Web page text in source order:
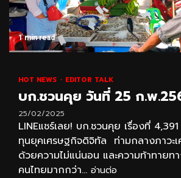
1 min read
HOT NEWS EDITOR TALK
บก.ชวนคุย วันที่ 25 ก.พ
25/02/2025
LINEแชร์เลย! บก.ชวนคุย เรื่องที่
ทุนยุคเศรษฐกิจดิจิทัล ท่ามกลางภาวะเ
ด้วยความไม่แน่นอน และความท้าทายท
คนไทยมากกว่า... อ่านต่อ